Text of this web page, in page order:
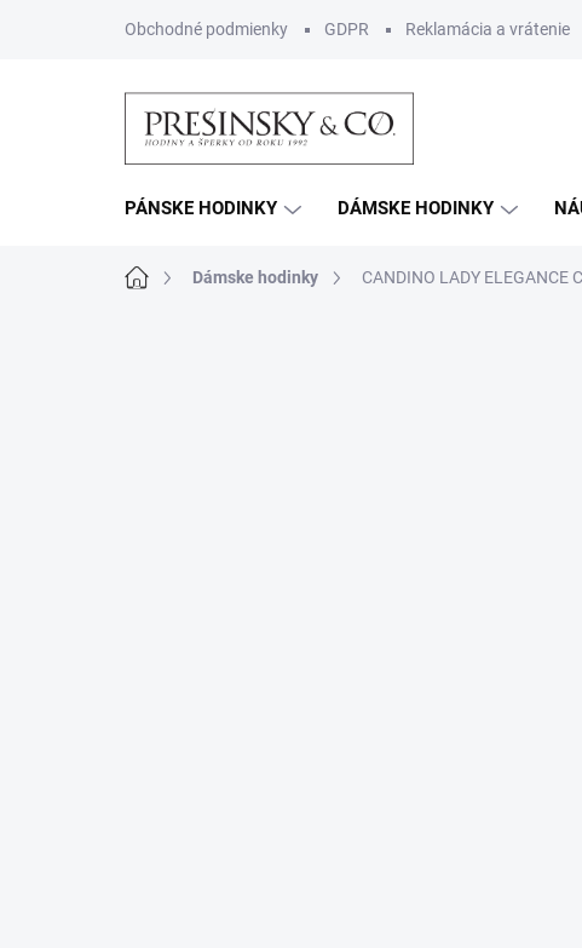
Obchodné podmienky GDPR Reklamácia a vrátenie
PÁNSKE HODINKY DÁMSKE HODINKY
DomovDámske hodinky CANDINO LADY ELEGANCE